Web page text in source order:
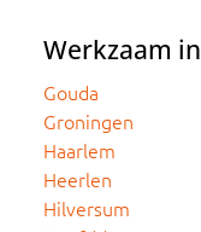
Werkzaam in
Gouda
Groningen
Haarlem
Heerlen
Hilversum